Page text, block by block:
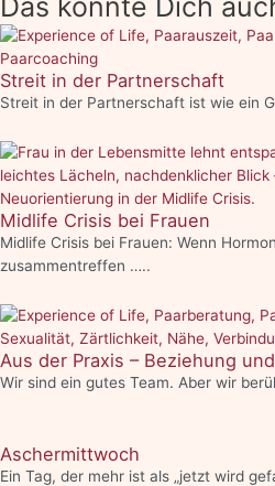
Streit in der Partnerschaft
Streit in der Partnerschaft ist wie ein
Midlife Crisis bei Frauen
Midlife Crisis bei Frauen: Wenn
zusammentreffen …..
Aus der Praxis – Beziehung
Wir sind ein gutes Team. Aber wir
Aschermittwoch
Ein Tag, der mehr ist als „jetzt wird